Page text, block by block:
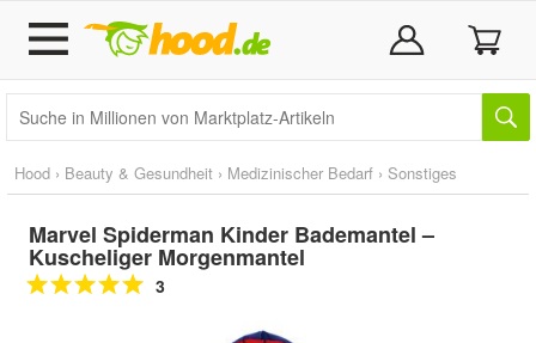
Hood › Beauty & Gesundheit › Medizinischer Bedarf › Sonstiges
Marvel Spiderman Kinder Bademantel –
Kuscheliger Morgenmantel
3